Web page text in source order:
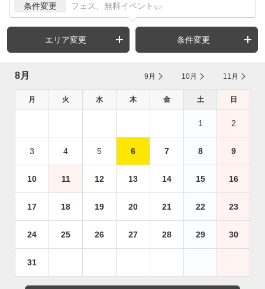
条件変更 フェス、無料イベント など
エリア変更 条件変更
8月 9月 10月 11月
月 火 水 木 金 土 日
1 2
3 4 5 6 7 8 9
10 11 12 13 14 15 16
17 18 19 20 21 22 23
24 25 26 27 28 29 30
31